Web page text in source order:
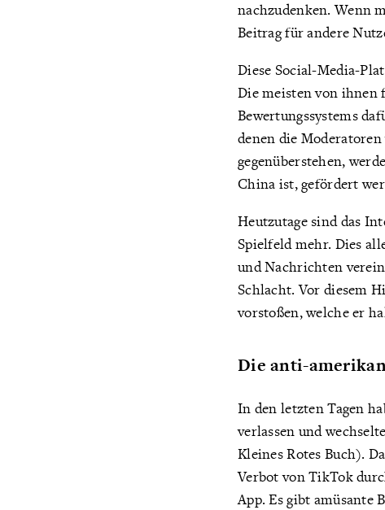
nachzudenken. Wenn
Beitrag für andere
Diese Social-Media-
Die meisten von
Bewertungssystems
denen die
gegenüberstehen,
China ist, gefördert
Heutzutage sind das
Spielfeld mehr. Dies
und Nachrichten
Schlacht. Vor diesem
vorstoßen, welche er
Die anti-
In den letzten Tagen
verlassen und
Kleines Rotes Buch).
Verbot von TikTok
App. Es gibt amüsante